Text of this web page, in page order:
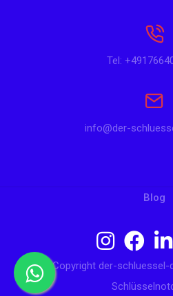
Tel:
info@der-
Blog
© 2024 Copyright der-schluessel-